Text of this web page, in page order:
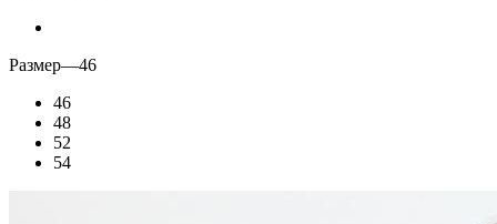
Размер—46
46
48
52
54